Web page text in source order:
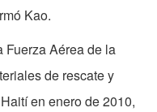
Kao.
Fuerza Aérea de la
de rescate y
en enero de 2010,